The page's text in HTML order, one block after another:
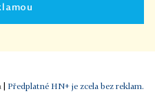
Předplatné HN+ je zcela bez reklam.